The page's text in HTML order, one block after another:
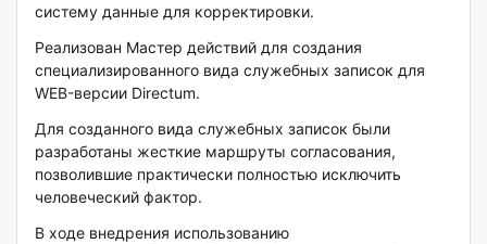
систему данные для корректировки.
Реализован Мастер действий для создания
специализированного вида служебных записок для
WEB-версии Directum.
Для созданного вида служебных записок были
разработаны жесткие маршруты согласования,
позволившие практически полностью исключить
человеческий фактор.
В ходе внедрения использованию